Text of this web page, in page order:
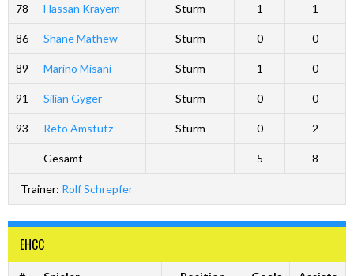
78 Hassan Krayem Sturm 1 1
86 Shane Mathew Sturm 0 0
89 Marino Misani Sturm 1 0
91 Silian Gyger Sturm 0 0
93 Reto Amstutz Sturm 0 2
Gesamt 5 8
Trainer: Rolf Schrepfer
EHCC